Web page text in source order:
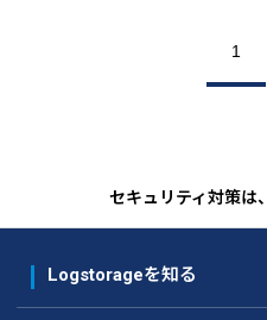
1
セキュリティ対策は
Logstorageを知る